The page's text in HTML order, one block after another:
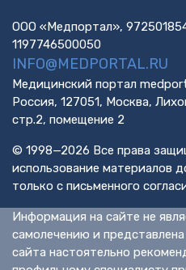
ООО «Медпортал»,
1197746500050
INFO@MEDPORTAL.RU
Медицинский портал
Россия, 127051, Москва,
стр.2, помещение 2
© 1998—2026 Все права
использование материалов
только с письменного
Информация на сайте не
самолечению и
сайта настоятельно